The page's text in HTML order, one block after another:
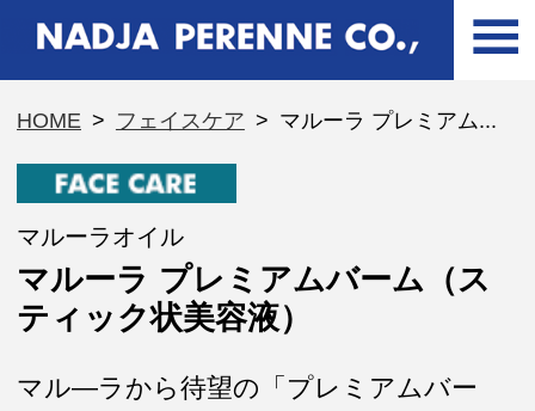
HOME > フェイスケア > マルーラ プレミアム...
マルーラオイル
マルーラ プレミアムバーム（ス
ティック状美容液）
マル―ラから待望の「プレミアムバー